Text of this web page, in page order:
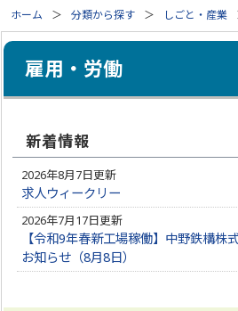
ホーム 分類から探す しごと・産業
雇用・労働
新着情報
2026年8月7日更新
求人ウィークリー
2026年7月17日更新
【令和9年春新工場稼働】中野鉄構株
お知らせ（8月8日）